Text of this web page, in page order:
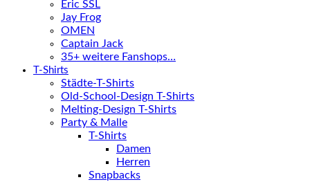
Eric SSL
Jay Frog
OMEN
Captain Jack
35+ weitere Fanshops…
T-Shirts
Städte-T-Shirts
Old-School-Design T-Shirts
Melting-Design T-Shirts
Party & Malle
T-Shirts
Damen
Herren
Snapbacks